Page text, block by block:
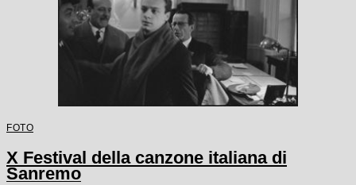
FOTO
X Festival della canzone italiana di
Sanremo